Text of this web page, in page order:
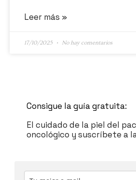
Leer más »
17/10/2025 No hay comentarios
Consigue la guía gratuita:
El cuidado de la piel del
oncológico y suscríbete a